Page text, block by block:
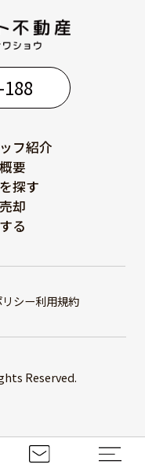
フ紹介
要
探す
却
る
シー利用規約
Reserved.